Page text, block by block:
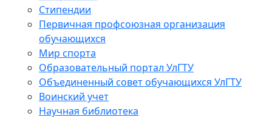
Стипендии
Первичная профсоюзная организация
обучающихся
Мир спорта
Образовательный портал УлГТУ
Объединенный совет обучающихся УлГТУ
Воинский учет
Научная библиотека